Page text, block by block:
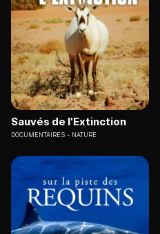
Sauvés de l'Extinction
DOCUMENTAIRES NATURE